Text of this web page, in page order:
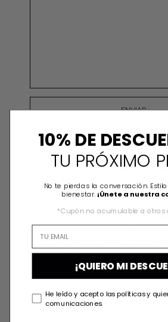
ES MODA DEPORTIVA
ESTILO DE VIDAACTIVO,
EQUILIBRIO. PRENDAS QUE VAN
TEMPORADAS Y QUE TE
QUECUIDARTE ESTU
TODA LA TIENDA
10% DE
TU PRÓXIMO
No te pierdas la conversación.
bienestar. ¡Únete a nuestra
*Cupón no acumulable a otros
¡QUIERO MI
He leído y acepto las políticas y
comunicaciones.